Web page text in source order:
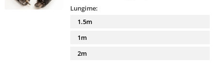
Lungime:
1.5m
1m
2m